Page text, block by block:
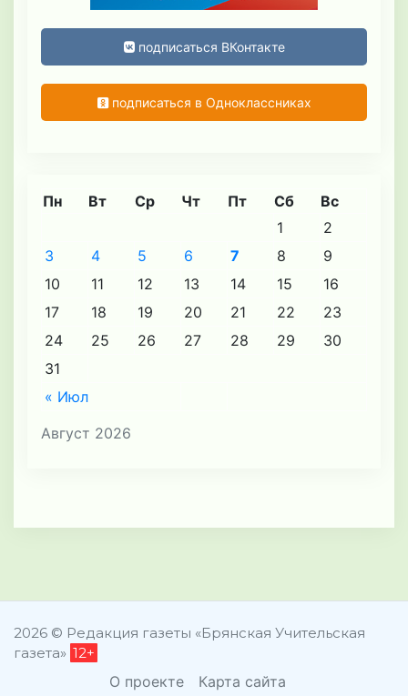
подписаться ВКонтакте
подписаться в Одноклассниках
Август 2026
Пн Вт Ср Чт Пт Сб Вс
« Июл
1
2
3
4 5 6 7 8
9
10
11 12 13 14 15
16
17
18 19 20 21 22
23
24
25 26 27 28 29
30
31
2026 © Редакция газеты «Брянская Учительская
газета» 12+
О проекте Карта сайта